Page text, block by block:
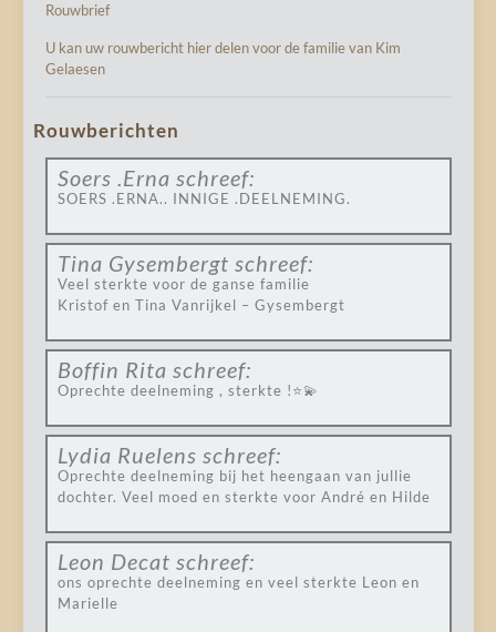
Rouwbrief
U kan uw rouwbericht hier delen voor de familie van Kim
Gelaesen
Rouwberichten
Soers .Erna schreef:
SOERS .ERNA.. INNIGE .DEELNEMING.
Tina Gysembergt schreef:
Veel sterkte voor de ganse familie
Kristof en Tina Vanrijkel – Gysembergt
Boffin Rita schreef:
Oprechte deelneming , sterkte !⭐️💫
Lydia Ruelens schreef:
Oprechte deelneming bij het heengaan van jullie
dochter. Veel moed en sterkte voor André en Hilde
Leon Decat schreef:
ons oprechte deelneming en veel sterkte Leon en
Marielle